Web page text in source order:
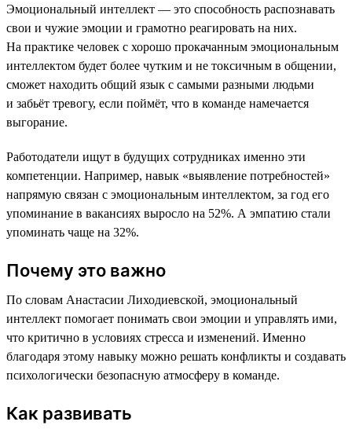
Эмоциональный интеллект — это способность распознавать
свои и чужие эмоции и грамотно реагировать на них.
На практике человек с хорошо прокачанным эмоциональным
интеллектом будет более чутким и не токсичным в общении,
сможет находить общий язык с самыми разными людьми
и забьёт тревогу, если поймёт, что в команде намечается
выгорание.
Работодатели ищут в будущих сотрудниках именно эти
компетенции. Например, навык «выявление потребностей»
напрямую связан с эмоциональным интеллектом, за год его
упоминание в вакансиях выросло на 52%. А эмпатию стали
упоминать чаще на 32%.
Почему это важно
По словам Анастасии Лиходиевской, эмоциональный
интеллект помогает понимать свои эмоции и управлять ими,
что критично в условиях стресса и изменений. Именно
благодаря этому навыку можно решать конфликты и создавать
психологически безопасную атмосферу в команде.
Как развивать